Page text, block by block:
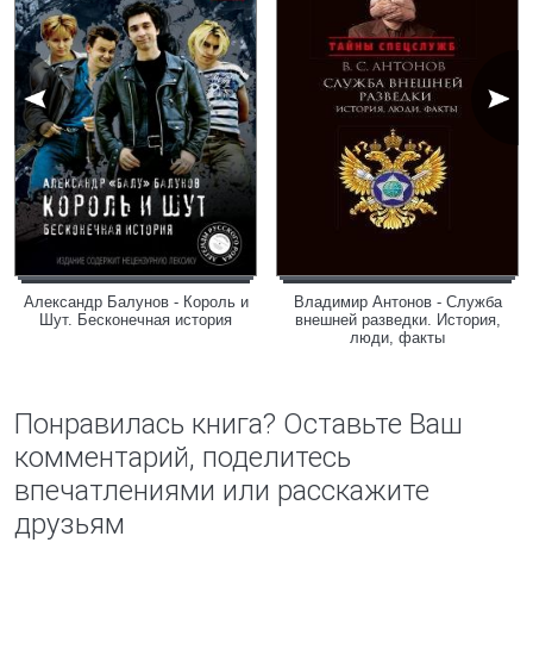
Александр Балунов - Король и
Шут. Бесконечная история
Владимир Антонов - Служба
внешней разведки. История,
люди, факты
Понравилась книга? Оставьте Ваш
комментарий, поделитесь
впечатлениями или расскажите
друзьям